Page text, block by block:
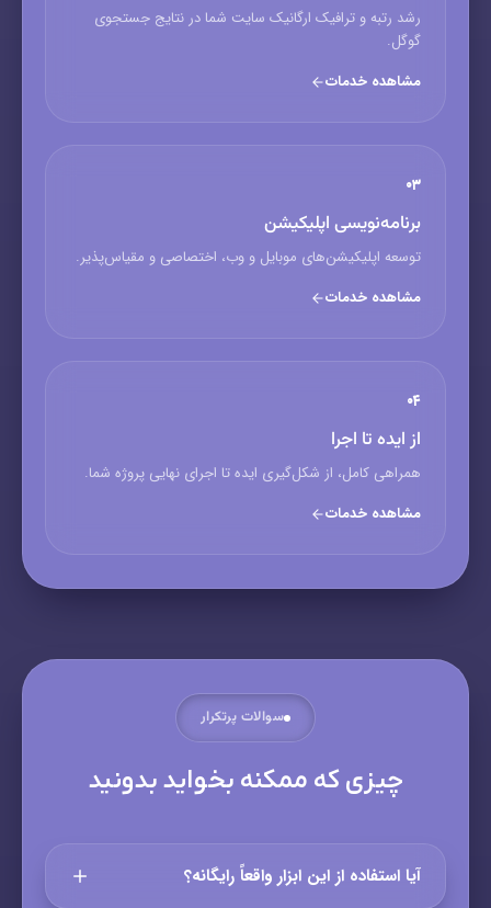
رشد رتبه و ترافیک ارگانیک سایت شما در نتایج جستجوی
گوگل.
مشاهده خدمات
۰۳
برنامه‌نویسی اپلیکیشن
توسعه اپلیکیشن‌های موبایل و وب، اختصاصی و مقیاس‌پذیر.
مشاهده خدمات
۰۴
از ایده تا اجرا
همراهی کامل، از شکل‌گیری ایده تا اجرای نهایی پروژه شما.
مشاهده خدمات
سوالات پرتکرار
چیزی که ممکنه بخواید بدونید
آیا استفاده از این ابزار واقعاً رایگانه؟